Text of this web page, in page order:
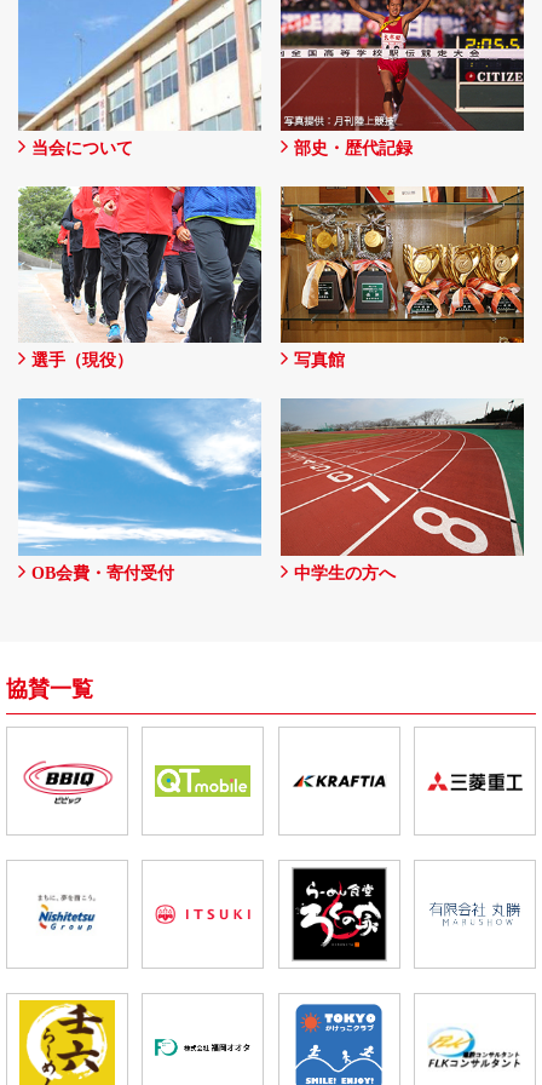
当会について 部史・歴代記録
選手（現役） 写真館
OB会費・寄付受付 中学生の方へ
協賛一覧